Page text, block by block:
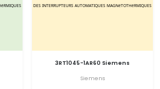
3RT1045-1AR60 Siemens
Siemens